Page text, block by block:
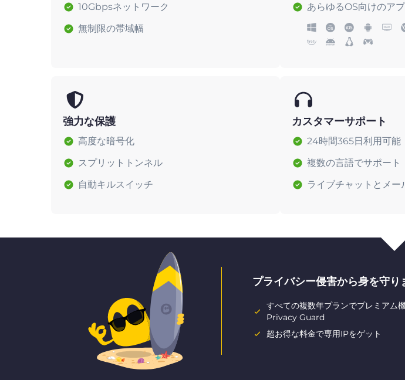
10Gbpsネットワーク
無制限の帯域幅
あらゆるOS向けのアプ
強力な保護
高度な暗号化
スプリットトンネル
自動キルスイッチ
カスタマーサポート
24時間365日利用可能
複数の言語でサポート
ライブチャットとメー
プライバシー侵害から身を守り
すべての複数年プランでプレミア
Privacy Guard
超お得な料金で専用IPをゲット